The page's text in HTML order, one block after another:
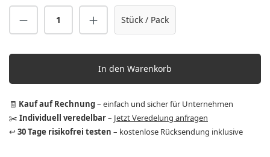
Produkt Anzahl: Gib den gewünschten
Stück / Pack
In den Warenkorb
🧾 Kauf auf Rechnung– einfach und sicher für Unternehmen
✂️ Individuell veredelbar– Jetzt Veredelung anfragen
↩️ 30 Tage risikofrei testen – kostenlose Rücksendung inklusive